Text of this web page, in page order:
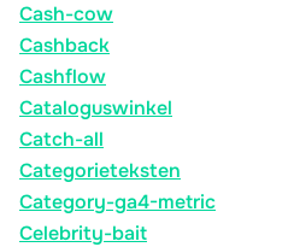
Cash-cow
Cashback
Cashflow
Cataloguswinkel
Catch-all
Categorieteksten
Category-ga4-metric
Celebrity-bait